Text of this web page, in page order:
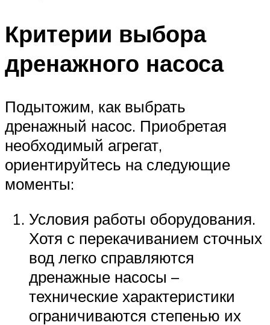
Критерии выбора
дренажного насоса
Подытожим, как выбрать
дренажный насос. Приобретая
необходимый агрегат,
ориентируйтесь на следующие
моменты:
Условия работы оборудования.
Хотя с перекачиванием сточных
вод легко справляются
дренажные насосы –
технические характеристики
ограничиваются степенью их